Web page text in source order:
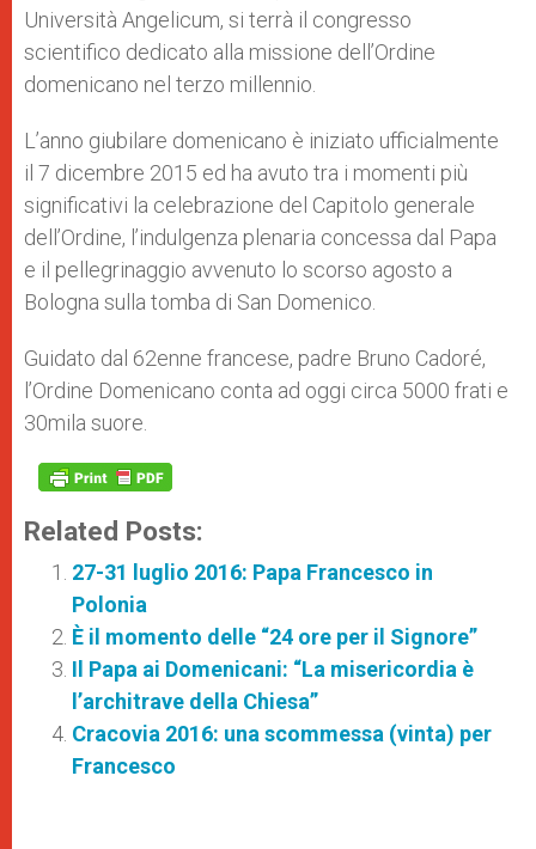
Università Angelicum, si terrà il congresso
scientifico dedicato alla missione dell’Ordine
domenicano nel terzo millennio.
L’anno giubilare domenicano è iniziato ufficialmente
il 7 dicembre 2015 ed ha avuto tra i momenti più
significativi la celebrazione del Capitolo generale
dell’Ordine, l’indulgenza plenaria concessa dal Papa
e il pellegrinaggio avvenuto lo scorso agosto a
Bologna sulla tomba di San Domenico.
Guidato dal 62enne francese, padre Bruno Cadoré,
l’Ordine Domenicano conta ad oggi circa 5000 frati e
30mila suore.
Related Posts:
27-31 luglio 2016: Papa Francesco in
Polonia
È il momento delle “24 ore per il Signore”
Il Papa ai Domenicani: “La misericordia è
l’architrave della Chiesa”
Cracovia 2016: una scommessa (vinta) per
Francesco